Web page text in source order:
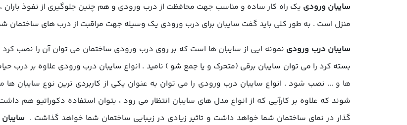
سایبان ورودی یک راه کار ساده و مناسب جهت محافظت از درب ورودی و هم چنین جلوگیری از نفوذ
منزل است . به طور کلی باید گفت سایبان برای درب ورودی یک وسیله جهت مراقبت از درب های ساختمان
سایبان درب ورودی نمونه ایی از سایبان ها است که بر روی درب ورودی ساختمان می توان آن را نصب کرد .
بسته کرد را می توان سایبان برقی (متحرک و یا جمع شو ) نامید . انواع سایبان درب ورودی علاوه بر درب
ها و ... نصب شود . انواع سایبان درب ورودی را می توان به عنوان یکی از کاربردی ترین نوع سایبان
شوند که علاوه بر کارآیی که از انواع مدل های سایبان انتظار می رود ، بتوان استفاده دکوراتیو هم
گذار در نمای ساختمان شما خواهد داشت و تاثیر زیادی در زیبایی ساختمان شما خواهد گذاشت .